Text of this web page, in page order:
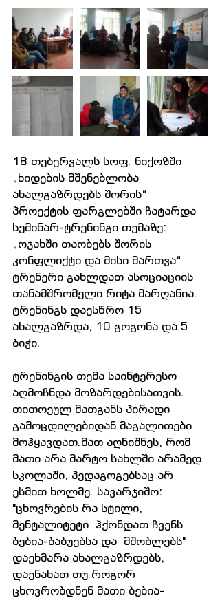
18 თებერვალს სოფ. ნიქოზში
„ხიდების მშენებლობა
ახალგაზრდებს შორის“
პროექტის ფარგლებში ჩატარდა
სემინარ-ტრენინგი თემაზე:
„ოჯახში თაობებს შორის
კონფლიქტი და მისი მართვა“
ტრენერი გახლდათ ასოციაციის
თანამშრომელი რიტა მარღანია.
ტრენინგს დაესწრო 15
ახალგაზრდა, 10 გოგონა და 5
ბიჭი.
ტრენინგის თემა საინტერესო
აღმოჩნდა მოზარდებისათვის.
თითოეულ მათგანს პირადი
გამოცდილებიდან მაგალითები
მოჰყავდათ.მათ აღნიშნეს, რომ
მათი არა მარტო სახლში არამედ
სკოლაში, პედაგოგებსაც არ
ესმით ხოლმე. სავარჯიშო:
"ცხოვრების რა სტილი,
მენტალიტეტი  ჰქონდათ ჩვენს
ბებია-ბაბუებსა და  მშობლებს"
დაეხმარა ახალგაზრდებს,
დაენახათ თუ როგორ
ცხოვრობდნენ მათი ბებია-